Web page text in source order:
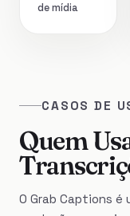
de mídia
CASOS DE
Quem
O Grab Captions é